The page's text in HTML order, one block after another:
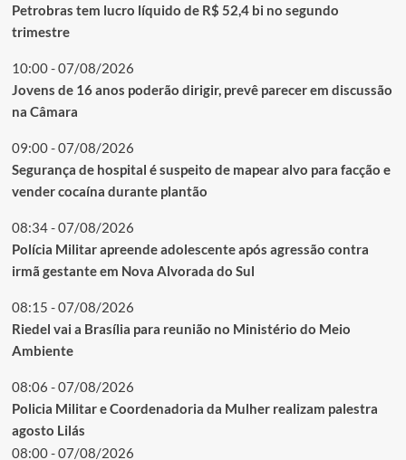
Petrobras tem lucro líquido de R$ 52,4 bi no segundo
trimestre
10:00 - 07/08/2026
Jovens de 16 anos poderão dirigir, prevê parecer em discussão
na Câmara
09:00 - 07/08/2026
Segurança de hospital é suspeito de mapear alvo para facção e
vender cocaína durante plantão
08:34 - 07/08/2026
Polícia Militar apreende adolescente após agressão contra
irmã gestante em Nova Alvorada do Sul
08:15 - 07/08/2026
Riedel vai a Brasília para reunião no Ministério do Meio
Ambiente
08:06 - 07/08/2026
Policia Militar e Coordenadoria da Mulher realizam palestra
agosto Lilás
08:00 - 07/08/2026